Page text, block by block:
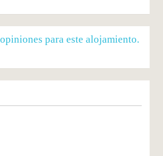
para este alojamiento.